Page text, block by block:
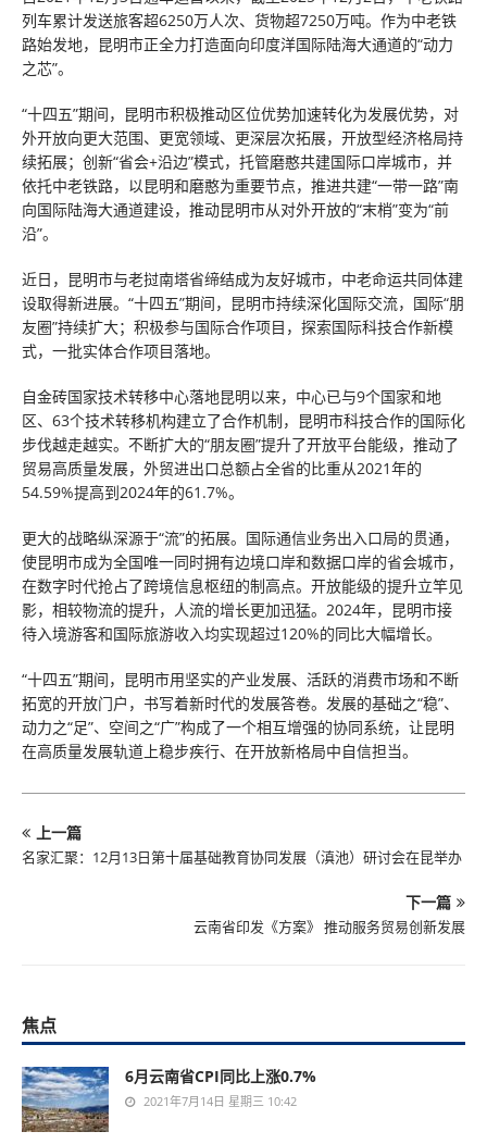
列车累计发送旅客超6250万人次、货物超7250万吨。作为中老铁
路始发地，昆明市正全力打造面向印度洋国际陆海大通道的“动力
之芯”。
“十四五”期间，昆明市积极推动区位优势加速转化为发展优势，对
外开放向更大范围、更宽领域、更深层次拓展，开放型经济格局持
续拓展；创新“省会+沿边”模式，托管磨憨共建国际口岸城市，并
依托中老铁路，以昆明和磨憨为重要节点，推进共建“一带一路”南
向国际陆海大通道建设，推动昆明市从对外开放的“末梢”变为“前
沿”。
近日，昆明市与老挝南塔省缔结成为友好城市，中老命运共同体建
设取得新进展。“十四五”期间，昆明市持续深化国际交流，国际“朋
友圈”持续扩大；积极参与国际合作项目，探索国际科技合作新模
式，一批实体合作项目落地。
自金砖国家技术转移中心落地昆明以来，中心已与9个国家和地
区、63个技术转移机构建立了合作机制，昆明市科技合作的国际化
步伐越走越实。不断扩大的“朋友圈”提升了开放平台能级，推动了
贸易高质量发展，外贸进出口总额占全省的比重从2021年的
54.59%提高到2024年的61.7%。
更大的战略纵深源于“流”的拓展。国际通信业务出入口局的贯通，
使昆明市成为全国唯一同时拥有边境口岸和数据口岸的省会城市，
在数字时代抢占了跨境信息枢纽的制高点。开放能级的提升立竿见
影，相较物流的提升，人流的增长更加迅猛。2024年，昆明市接
待入境游客和国际旅游收入均实现超过120%的同比大幅增长。
“十四五”期间，昆明市用坚实的产业发展、活跃的消费市场和不断
拓宽的开放门户，书写着新时代的发展答卷。发展的基础之“稳”、
动力之“足”、空间之“广”构成了一个相互增强的协同系统，让昆明
在高质量发展轨道上稳步疾行、在开放新格局中自信担当。
上一篇
名家汇聚：12月13日第十届基础教育协同发展（滇池）研讨会在昆举办
下一篇
云南省印发《方案》 推动服务贸易创新发展
焦点
6月云南省CPI同比上涨0.7%
2021年7月14日 星期三 10:42